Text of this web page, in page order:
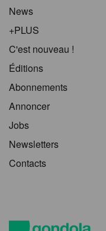
News
+PLUS
C'est nouveau !
Éditions
Abonnements
Annoncer
Jobs
Newsletters
Contacts